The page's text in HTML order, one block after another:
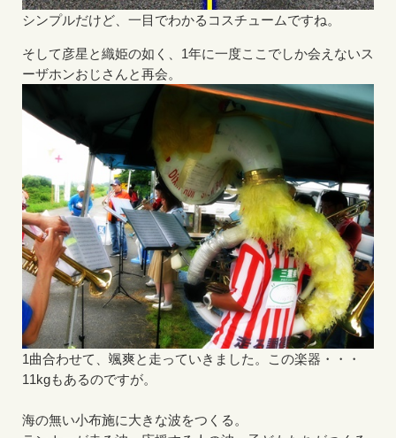
シンプルだけど、一目でわかるコスチュームですね。
そして彦星と織姫の如く、1年に一度ここでしか会えないス
ーザホンおじさんと再会。
1曲合わせて、颯爽と走っていきました。この楽器・・・
11kgもあるのですが。
海の無い小布施に大きな波をつくる。